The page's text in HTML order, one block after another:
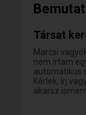
Társat
Marcsi
nem írtam
automatikus
Kérlek, írj
akarsz